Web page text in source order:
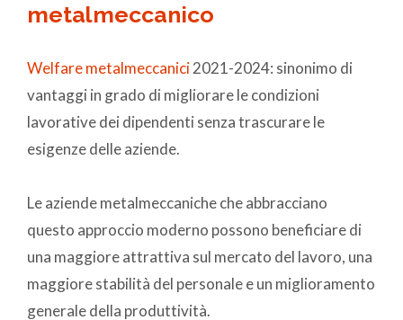
metalmeccanico
Welfare metalmeccanici2021-2024: sinonimo di
vantaggi in grado di migliorare le condizioni
lavorative dei dipendenti senza trascurare le
esigenze delle aziende.
Le aziende metalmeccaniche che abbracciano
questo approccio moderno possono beneficiare di
una maggiore attrattiva sul mercato del lavoro, una
maggiore stabilità del personale e un miglioramento
generale della produttività.